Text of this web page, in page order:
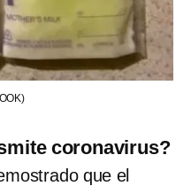
coronavirus?
que el